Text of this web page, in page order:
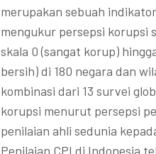
merupakan sebuah
mengukur persepsi korupsi
skala 0 (sangat korup)
bersih) di 180 negara dan
kombinasi dari 13 survei
korupsi menurut persepsi
penilaian ahli sedunia
Penilaian CPI di Indonesia